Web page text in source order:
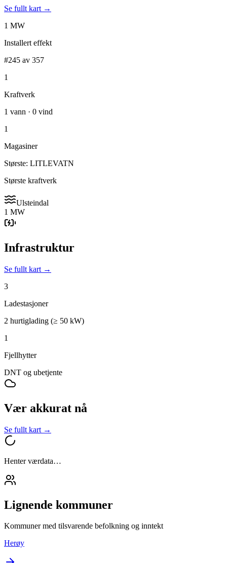
Se fullt kart →
1 MW
Installert effekt
#245 av 357
1
Kraftverk
1 vann · 0 vind
1
Magasiner
Største: LITLEVATN
Største kraftverk
Ulsteindal
1 MW
Infrastruktur
Se fullt kart →
3
Ladestasjoner
2 hurtiglading (≥ 50 kW)
1
Fjellhytter
DNT og ubetjente
Vær akkurat nå
Se fullt kart →
Henter værdata…
Lignende kommuner
Kommuner med tilsvarende befolkning og inntekt
Herøy